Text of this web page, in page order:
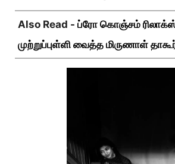
Also Read - ப்ரோ கொஞ்சம்
முற்றுப்புள்ளி வைத்த மிருணாள்